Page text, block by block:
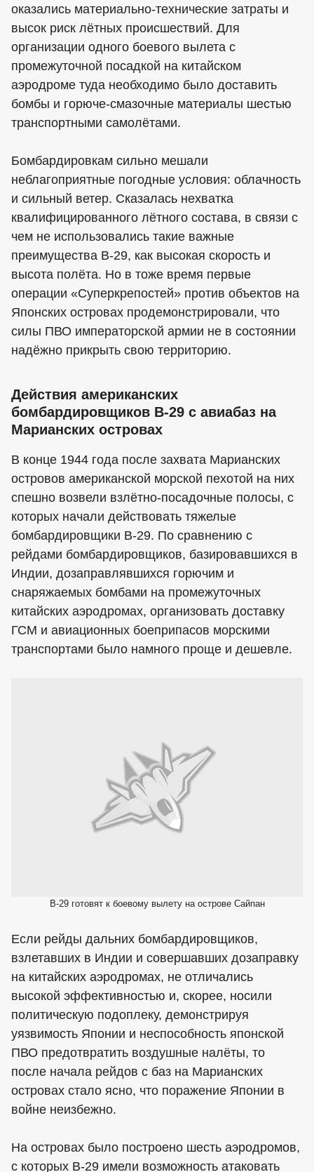
оказались материально-технические затраты и
высок риск лётных происшествий. Для
организации одного боевого вылета с
промежуточной посадкой на китайском
аэродроме туда необходимо было доставить
бомбы и горюче-смазочные материалы шестью
транспортными самолётами.
Бомбардировкам сильно мешали
неблагоприятные погодные условия: облачность
и сильный ветер. Сказалась нехватка
квалифицированного лётного состава, в связи с
чем не использовались такие важные
преимущества В-29, как высокая скорость и
высота полёта. Но в тоже время первые
операции «Суперкрепостей» против объектов на
Японских островах продемонстрировали, что
силы ПВО императорской армии не в состоянии
надёжно прикрыть свою территорию.
Действия американских
бомбардировщиков В-29 с авиабаз на
Марианских островах
В конце 1944 года после захвата Марианских
островов американской морской пехотой на них
спешно возвели взлётно-посадочные полосы, с
которых начали действовать тяжелые
бомбардировщики В-29. По сравнению с
рейдами бомбардировщиков, базировавшихся в
Индии, дозаправлявшихся горючим и
снаряжаемых бомбами на промежуточных
китайских аэродромах, организовать доставку
ГСМ и авиационных боеприпасов морскими
транспортами было намного проще и дешевле.
В-29 готовят к боевому вылету на острове Сайпан
Если рейды дальних бомбардировщиков,
взлетавших в Индии и совершавших дозаправку
на китайских аэродромах, не отличались
высокой эффективностью и, скорее, носили
политическую подоплеку, демонстрируя
уязвимость Японии и неспособность японской
ПВО предотвратить воздушные налёты, то
после начала рейдов с баз на Марианских
островах стало ясно, что поражение Японии в
войне неизбежно.
На островах было построено шесть аэродромов,
с которых В-29 имели возможность атаковать